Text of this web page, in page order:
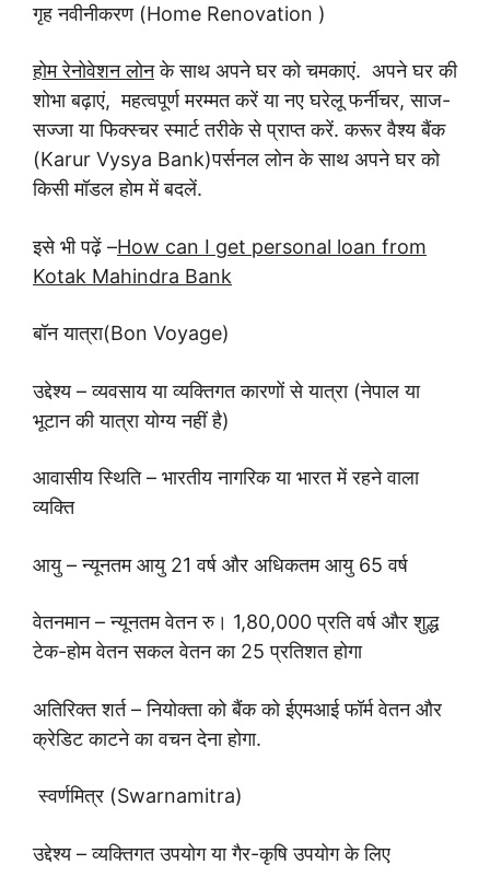
गृह नवीनीकरण (Home Renovation )
होम रेनोवेशन लोनके साथ अपने घर को चमकाएं. अपने घर की
शोभा बढ़ाएं, महत्वपूर्ण मरम्मत करें या नए घरेलू फर्नीचर, साज-
सज्जा या फिक्स्चर स्मार्ट तरीके से प्राप्त करें. करूर वैश्य बैंक
(Karur Vysya Bank)पर्सनल लोन के साथ अपने घर को
किसी मॉडल होम में बदलें.
इसे भी पढ़ें –How can I get personal loan from
Kotak Mahindra Bank
बॉन यात्रा(Bon Voyage)
उद्देश्य – व्यवसाय या व्यक्तिगत कारणों से यात्रा (नेपाल या
भूटान की यात्रा योग्य नहीं है)
आवासीय स्थिति – भारतीय नागरिक या भारत में रहने वाला
व्यक्ति
आयु – न्यूनतम आयु 21 वर्ष और अधिकतम आयु 65 वर्ष
वेतनमान – न्यूनतम वेतन रु। 1,80,000 प्रति वर्ष और शुद्ध
टेक-होम वेतन सकल वेतन का 25 प्रतिशत होगा
अतिरिक्त शर्त – नियोक्ता को बैंक को ईएमआई फॉर्म वेतन और
क्रेडिट काटने का वचन देना होगा.
स्वर्णमित्र (Swarnamitra)
उद्देश्य – व्यक्तिगत उपयोग या गैर-कृषि उपयोग के लिए